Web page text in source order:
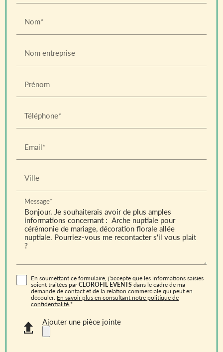
Nom*
Nom entreprise
Prénom
Téléphone*
Email*
Ville
Message*
En soumettant ce formulaire, j'accepte que les informations saisies
soient traitées parCLOROFIL EVENTS dans le cadre de ma
demande de contact et de la relation commerciale qui peut en
découler. En savoir plus en consultant notre politique de
confidentialité.*
Ajouter une pièce jointe